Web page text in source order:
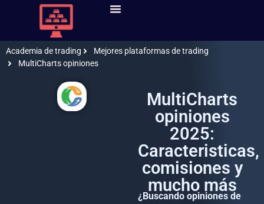
Academia de trading
Mejores plataformas de trading
MultiCharts opiniones
MultiCharts
opiniones
2025:
Caracteristicas,
comisiones y
mucho más
¿Buscando opiniones de